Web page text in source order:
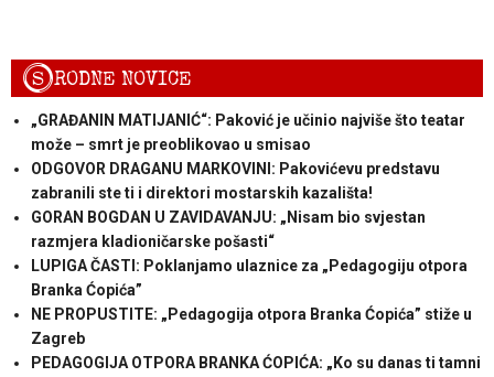
SRODNE NOVICE
„GRAĐANIN MATIJANIĆ“: Paković je učinio najviše što teatar
može – smrt je preoblikovao u smisao
ODGOVOR DRAGANU MARKOVINI: Pakovićevu predstavu
zabranili ste ti i direktori mostarskih kazališta!
GORAN BOGDAN U ZAVIDAVANJU: „Nisam bio svjestan
razmjera kladioničarske pošasti“
LUPIGA ČASTI: Poklanjamo ulaznice za „Pedagogiju otpora
Branka Ćopića”
NE PROPUSTITE: „Pedagogija otpora Branka Ćopića” stiže u
Zagreb
PEDAGOGIJA OTPORA BRANKA ĆOPIĆA: „Ko su danas ti tamni